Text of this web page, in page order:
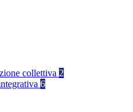
collettiva 2
6